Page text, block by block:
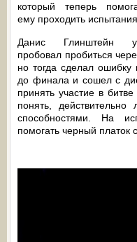
который теперь
ему проходить испытания.
Данис Глинштейн
пробовал пробиться
но тогда сделал ошибку
до финала и сошел с
принять участие в
понять,
способностями. На
помогать черный платок